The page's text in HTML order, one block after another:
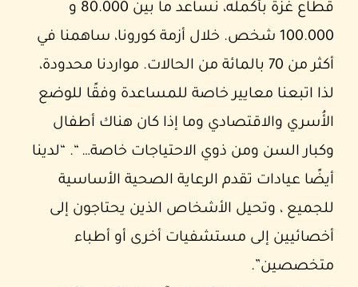
قطاع غزة بأكمله، نساعد ما بين 80.000 و
100.000 شخص. خلال أزمة كورونا، ساهمنا في
أكثر من 70 بالمائة من الحالات. مواردنا محدودة،
لذا اتبعنا معايير خاصة للمساعدة وفقًا للوضع
الأُسري والاقتصادي وما إذا كان هناك أطفال
وكبار السن ومن ذوي الاحتياجات خاصة… “. “لدينا
أيضًا عيادات تقدم الرعاية الصحية الأساسية
للجميع ، وتحيل الأشخاص الذين يحتاجون إلى
أخصائيين إلى مستشفيات أخرى أو أطباء
متخصصين”.